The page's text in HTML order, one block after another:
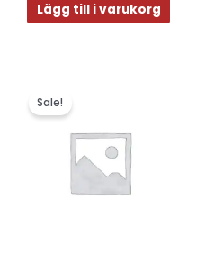
Lägg till i varukorg
Sale!
€200.00.€190.00.